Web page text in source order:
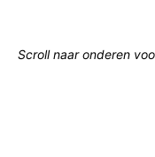
Scroll naar onderen